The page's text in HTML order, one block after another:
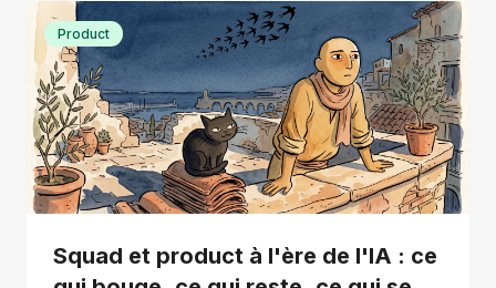
Product
Squad et product à l'ère de l'IA : ce